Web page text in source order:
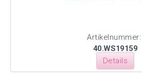
Artikelnummer:
40.WS19159
Details